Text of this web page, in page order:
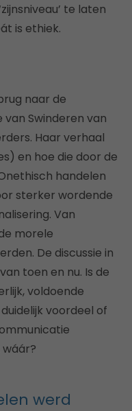
te laten
is ethiek.
naar de
Swinderen van
Haar verhaal
en hoe die door de
handelen
sterker wordende
Van
morele
De discussie in
toen en nu. Is de
voldoende
voordeel of
werd